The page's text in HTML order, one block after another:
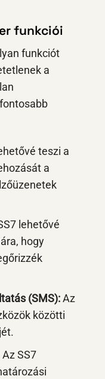
funkciói
funkciót
a
teszi a
a
lehetővé
hogy
(SMS):Az
közötti
Az SS7